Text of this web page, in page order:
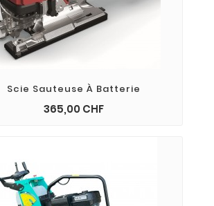
Scie Sauteuse À Batterie
365,00 CHFPrix
add_shopping_cart